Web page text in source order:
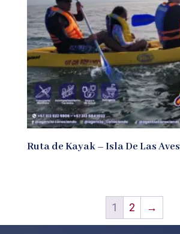
Ruta de Kayak – Isla De Las Aves
1 2 →